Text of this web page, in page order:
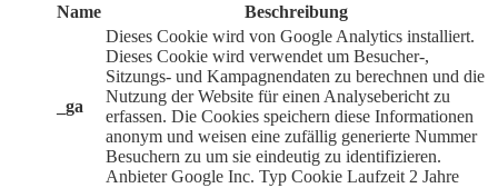
Name
Beschreibung
_ga
Dieses Cookie wird von Google Analytics installiert.
Dieses Cookie wird verwendet um Besucher-,
Sitzungs- und Kampagnendaten zu berechnen und die
Nutzung der Website für einen Analysebericht zu
erfassen. Die Cookies speichern diese Informationen
anonym und weisen eine zufällig generierte Nummer
Besuchern zu um sie eindeutig zu identifizieren.
Anbieter Google Inc. Typ Cookie Laufzeit 2 Jahre